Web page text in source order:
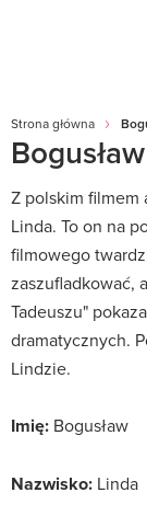
Strona główna
Z polskim filmem
Linda. To on na
filmowego
zaszufladkować,
Tadeuszu"
dramatycznych.
Lindzie.
Imię: Bogusław
Nazwisko: Linda